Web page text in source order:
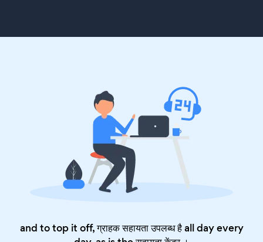
and to top it off, ग्राहक सहायता उपलब्ध है all day every